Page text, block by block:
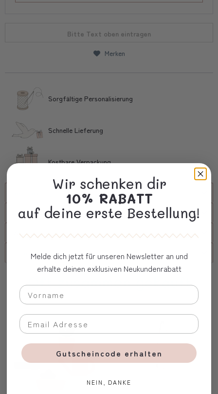
Bitte Text oben eintragen
Merken
Sorgfältige Personalisierung
Schnelle Lieferung
Kostbare Verpackung
Versand
FAQs
Firmenkunde
Oft zusammen gekauft
Wir schenken dir
10% RABATT
auf deine erste Bestellung!
Melde dich jetzt für unseren Newsletter an und
erhalte deinen exklusiven Neukundenrabatt
Gutscheincode erhalten
NEIN, DANKE